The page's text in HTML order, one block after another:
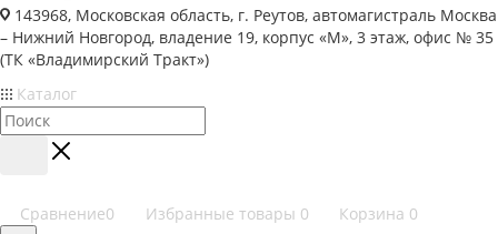
143968, Московская область, г. Реутов, автомагистраль Москва
– Нижний Новгород, владение 19, корпус «М», 3 этаж, офис № 35
(ТК «Владимирский Тракт»)
Каталог
Сравнение0 Избранные товары 0 Корзина 0